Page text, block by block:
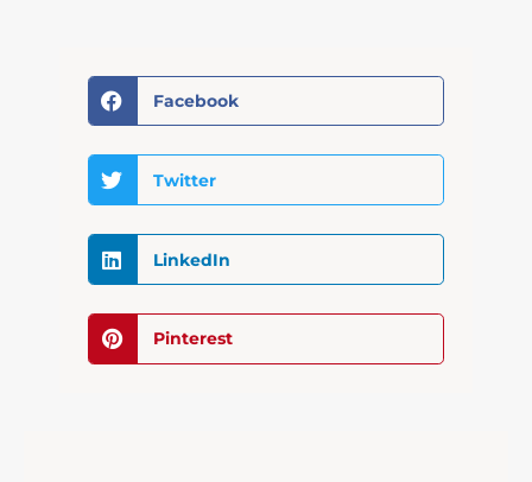
Facebook
Twitter
LinkedIn
Pinterest